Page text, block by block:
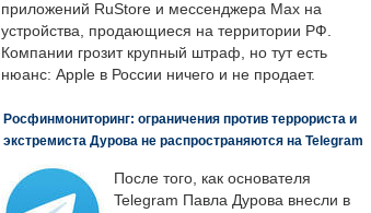
приложений RuStore и мессенджера Max на
устройства, продающиеся на территории РФ.
Компании грозит крупный штраф, но тут есть
нюанс: Apple в России ничего и не продает.
Росфинмониторинг: ограничения против террориста и
экстремиста Дурова не распространяются на Telegram
После того, как основателя
Telegram Павла Дурова внесли в